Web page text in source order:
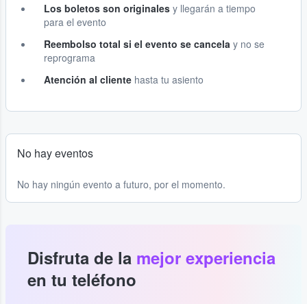
Los boletos son originales y llegarán a tiempo
para el evento
Reembolso total si el evento se cancela y no se
reprograma
Atención al cliente hasta tu asiento
No hay eventos
No hay ningún evento a futuro, por el momento.
Disfruta de la mejor experiencia
en tu teléfono